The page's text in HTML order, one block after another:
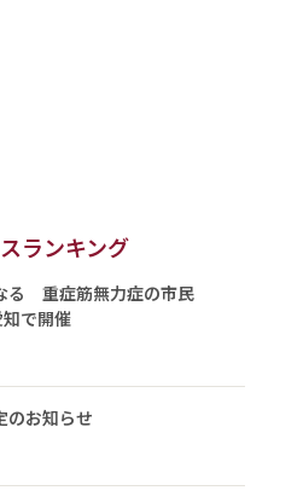
ランキング
る 重症筋無力症の市民
で開催
のお知らせ